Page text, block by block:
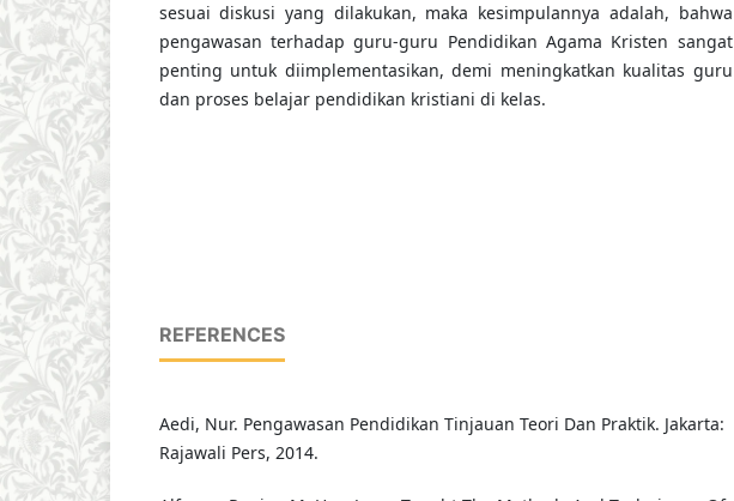
sesuai diskusi yang dilakukan, maka kesimpulannya adalah, bahwa
pengawasan terhadap guru-guru Pendidikan Agama Kristen sangat
penting untuk diimplementasikan, demi meningkatkan kualitas guru
dan proses belajar pendidikan kristiani di kelas.
REFERENCES
Aedi, Nur. Pengawasan Pendidikan Tinjauan Teori Dan Praktik. Jakarta:
Rajawali Pers, 2014.